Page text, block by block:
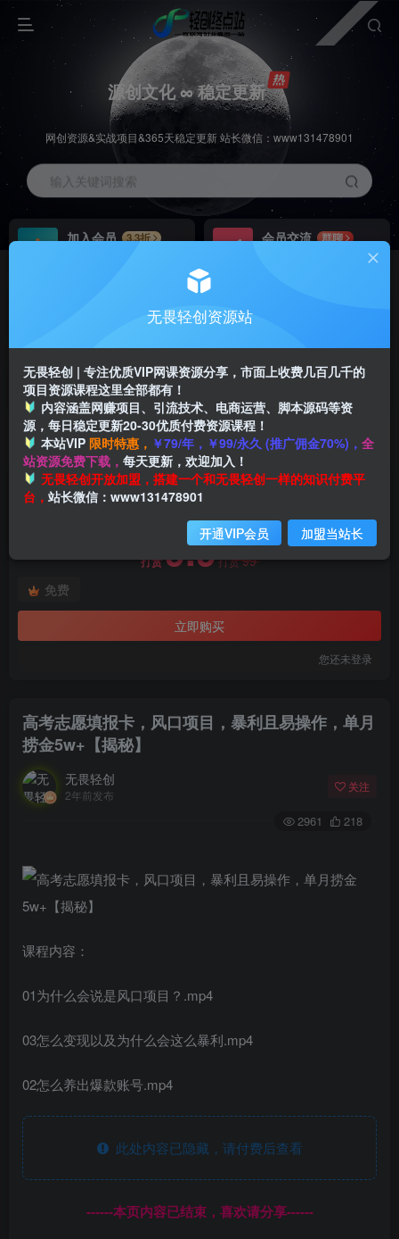
源创文化 ∞ 稳定更新
网创资源&实战项目&365天稳定更新 站长微信：www131478901
输入关键词搜索
加入会员
3.3折
会员交流
群聊
推广返佣高达70%
首页 创业课程 会员免费 正文
此内容为付费阅读，请付费后查看
打赏9.9打赏99
免费
立即购买
您还未登录
付费阅读
高考志愿填报卡，风口项目，暴利且易操作，单月
捞金5w+【揭秘】
无畏轻创
2年前发布
关注
2961 218
课程内容：
01为什么会说是风口项目？.mp4
03怎么变现以及为什么会这么暴利.mp4
02怎么养出爆款账号.mp4
此处内容已隐藏，请付费后查看
------本页内容已结束，喜欢请分享------
无畏轻创资源站
无畏轻创 | 专注优质VIP网课资源分享，市面上收费几百几千的
项目资源课程这里全部都有！
内容涵盖网赚项目、引流技术、电商运营、脚本源码等资
源，每日稳定更新20-30优质付费资源课程！
本站VIP 限时特惠， ￥79/年，￥99/永久 (推广佣金70%)， 全
站资源免费下载， 每天更新，欢迎加入！
无畏轻创开放加盟，搭建一个和无畏轻创一样的知识付费平
台， 站长微信：www131478901
开通VIP会员 加盟当站长